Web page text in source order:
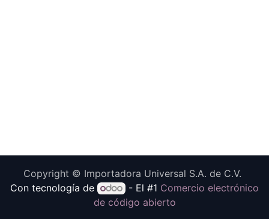
Copyright © Importadora Universal S.A. de C.V.
Con tecnología de
- El #1 Comercio electrónico
de código abierto